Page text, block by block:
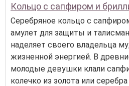
Кольцо с сапфиром и
Серебряное кольцо с
амулет для защиты и
наделяет своего владельца
жизненной энергией. В
молодые девушки клали
колечко из золота или